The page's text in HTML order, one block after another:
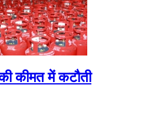
कीमत में कटौती